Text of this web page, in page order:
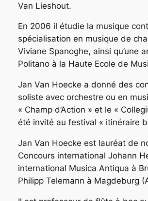
Van Lieshout.
En 2006 il étudie la musique
spécialisation en musique de
Viviane Spanoghe, ainsi qu’une
Politano à la Haute Ecole de
Jan Van Hoecke a donné des
soliste avec orchestre ou en
« Champ d’Action » et le «
été invité au festival « itinéraire
Jan Van Hoecke est lauréat de
Concours international Johann
international Musica Antiqua à
Philipp Telemann à Magdeburg